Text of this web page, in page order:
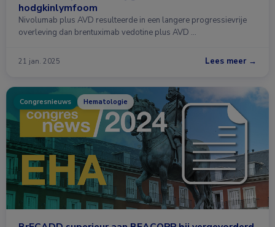
hodgkinlymfoom
Nivolumab plus AVD resulteerde in een langere progressievrije
overleving dan brentuximab vedotine plus AVD …
21 jan. 2025 Lees meer →
Congresnieuws Hematologie